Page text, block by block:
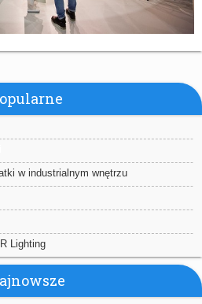
w industrialnym wnętrzu
Lighting